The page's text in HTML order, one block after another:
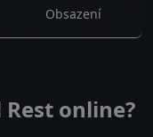
Obsazení
online?